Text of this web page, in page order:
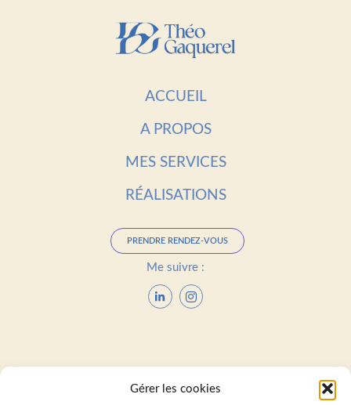
Gérer les cookies
ACCUEIL
A PROPOS
MES SERVICES
RÉALISATIONS
PRENDRE RENDEZ-VOUS
Me suivre :